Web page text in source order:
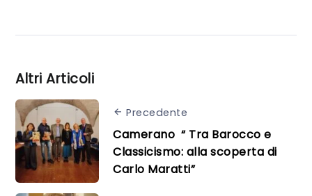
Altri Articoli
Precedente
Camerano “ Tra Barocco e
Classicismo: alla scoperta di
Carlo Maratti”